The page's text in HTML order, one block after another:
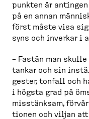
punkten är
på en annan
först måste visa sig
syns och inverkar i
– Fastän man
tankar och sin
gester, tonfall och
i högsta grad på
misstänksam,
tionen och viljan